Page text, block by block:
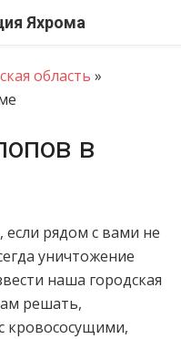
область »
в
если рядом с вами не
уничтожение
наша городская
решать,
кровососущими,